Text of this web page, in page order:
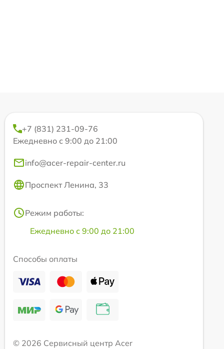
+7 (831) 231-09-76
Ежедневно с 9:00 до 21:00
info@acer-repair-center.ru
Проспект Ленина, 33
Режим работы:
Ежедневно с 9:00 до 21:00
Способы оплаты
© 2026 Сервисный центр Acer